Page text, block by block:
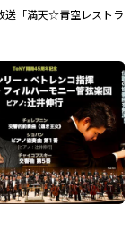
送「満天☆青空レストラ